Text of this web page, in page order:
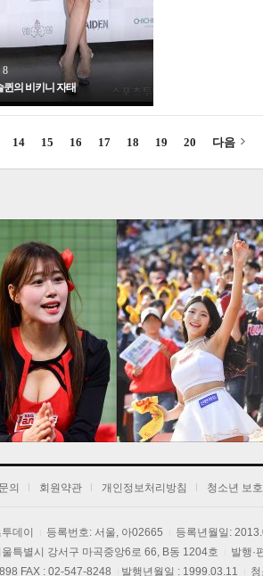
8
퀸의 비키니 자태
14 15 16 17 18 19 20 다음
의 회원약관 개인정보처리방침 청소년 보
데이 등록번호: 서울, 아02665 등록년월일:
특별시 강서구 마곡중앙6로 66, B동 1204호
발행·
FAX : 02-547-8248
발행년월일 : 1999.03.11